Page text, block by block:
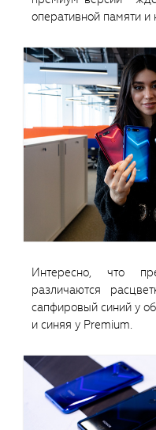
оперативной памяти и
Интересно, что
различаются
сапфировый синий у
и синяя у Premium.